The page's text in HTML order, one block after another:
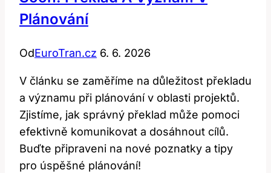
Plánování
OdEuroTran.cz 6. 6. 2026
V článku se zaměříme na důležitost překladu
a významu při plánování v oblasti projektů.
Zjistíme, jak správný překlad může pomoci
efektivně komunikovat a dosáhnout cílů.
Buďte připraveni na nové poznatky a tipy
pro úspěšné plánování!